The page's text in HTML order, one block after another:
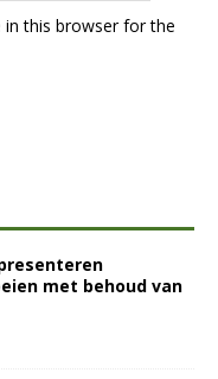
in this browser for the
met behoud van